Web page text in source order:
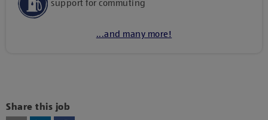
support for commuting
...and many more!
vagy technológiájának használatához.
Share this job